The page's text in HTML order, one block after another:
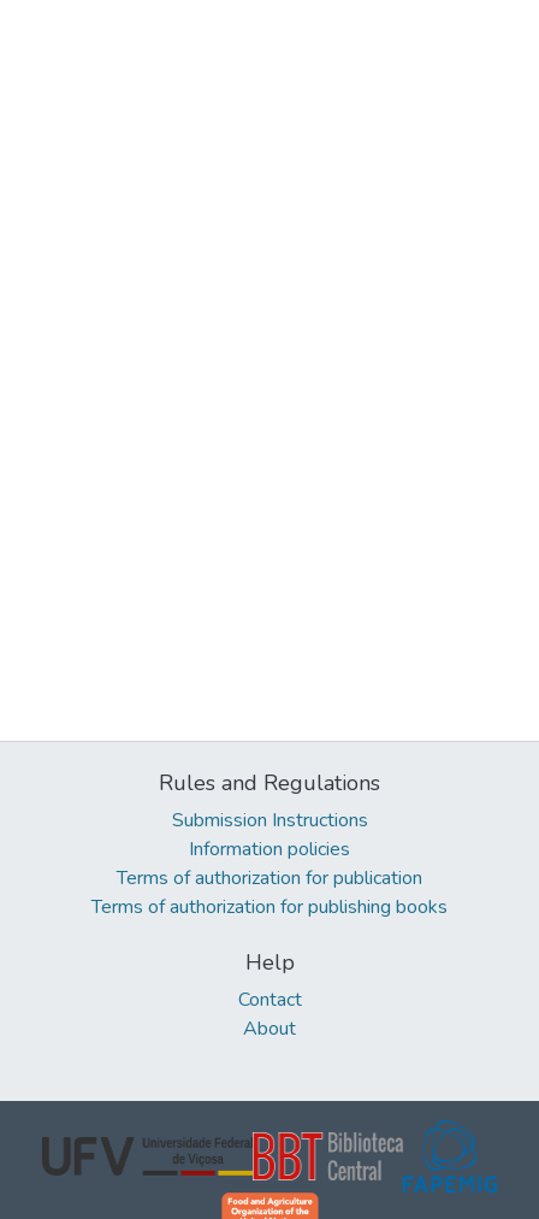
Rules and Regulations
Submission Instructions
Information policies
Terms of authorization for publication
Terms of authorization for publishing books
Help
Contact
About